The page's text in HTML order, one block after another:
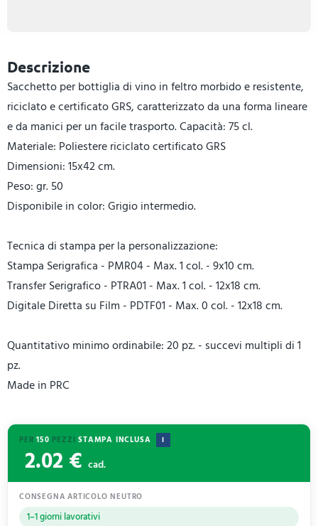
Descrizione
Sacchetto per bottiglia di vino in feltro morbido e resistente,
riciclato e certificato GRS, caratterizzato da una forma lineare
e da manici per un facile trasporto. Capacità: 75 cl.
Materiale: Poliestere riciclato certificato GRS
Dimensioni: 15x42 cm.
Peso: gr. 50
Disponibile in color: Grigio intermedio.
Tecnica di stampa per la personalizzazione:
Stampa Serigrafica - PMR04 - Max. 1 col. - 9x10 cm.
Transfer Serigrafico - PTRA01 - Max. 1 col. - 12x18 cm.
Digitale Diretta su Film - PDTF01 - Max. 0 col. - 12x18 cm.
Quantitativo minimo ordinabile: 20 pz. - succevi multipli di 1
pz.
Made in PRC
PER150 PEZZISTAMPA INCLUSA I
2.02 € cad.
CONSEGNA ARTICOLO NEUTRO
1–1 giorni lavorativi